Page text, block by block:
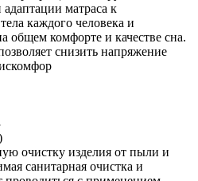
матраса к
каждого человека и
общем комфорте и качестве сна.
снизить напряжение
очистку изделия от пыли и
санитарная очистка и